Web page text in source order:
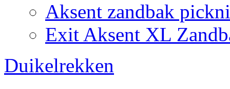
Aksent zandbak
Exit Aksent XL
Duikelrekken